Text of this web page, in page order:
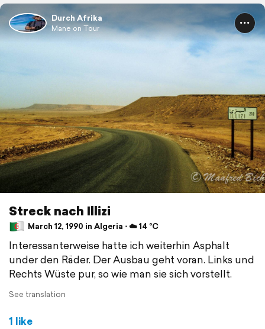
Durch Afrika
Mane on Tour
Streck nach Illizi
March 12, 1990 in Algeria ⋅ ☁️ 14 °C
Interessanterweise hatte ich weiterhin Asphalt
under den Räder. Der Ausbau geht voran. Links und
Rechts Wüste pur, so wie man sie sich vorstellt.
See translation
1 like